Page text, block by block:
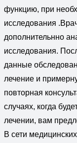
функцию, при
исследования
дополнительнно
исследования.
данные
лечение и
повторная
случаях, когда
лечении, вам
В сети